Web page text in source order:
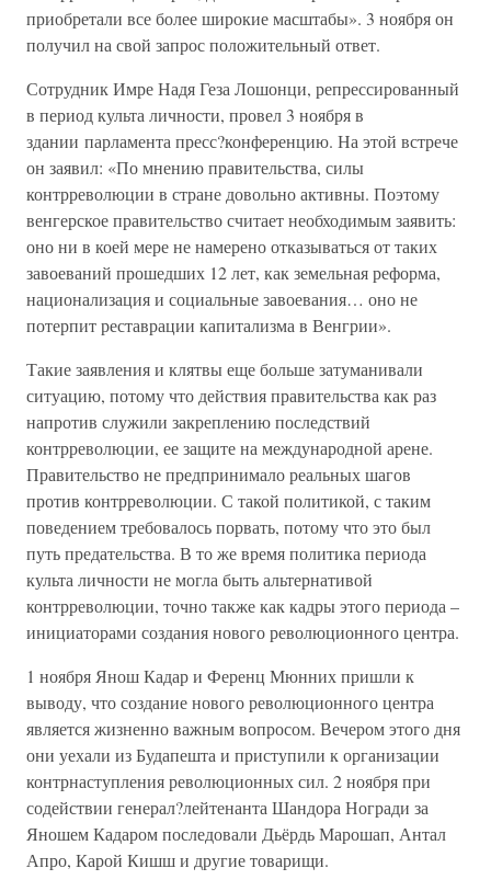
приобретали все более широкие масштабы». 3 ноября он
получил на свой запрос положительный ответ.
Сотрудник Имре Надя Геза Лошонци, репрессированный
в период культа личности, провел 3 ноября в
здании парламента пресс?конференцию. На этой встрече
он заявил: «По мнению правительства, силы
контрреволюции в стране довольно активны. Поэтому
венгерское правительство считает необходимым заявить:
оно ни в коей мере не намерено отказываться от таких
завоеваний прошедших 12 лет, как земельная реформа,
национализация и социальные завоевания… оно не
потерпит реставрации капитализма в Венгрии».
Такие заявления и клятвы еще больше затуманивали
ситуацию, потому что действия правительства как раз
напротив служили закреплению последствий
контрреволюции, ее защите на международной арене.
Правительство не предпринимало реальных шагов
против контрреволюции. С такой политикой, с таким
поведением требовалось порвать, потому что это был
путь предательства. В то же время политика периода
культа личности не могла быть альтернативой
контрреволюции, точно также как кадры этого периода –
инициаторами создания нового революционного центра.
1 ноября Янош Кадар и Ференц Мюнних пришли к
выводу, что создание нового революционного центра
является жизненно важным вопросом. Вечером этого дня
они уехали из Будапешта и приступили к организации
контрнаступления революционных сил. 2 ноября при
содействии генерал?лейтенанта Шандора Ногради за
Яношем Кадаром последовали Дьёрдь Марошап, Антал
Апро, Карой Кишш и другие товарищи.